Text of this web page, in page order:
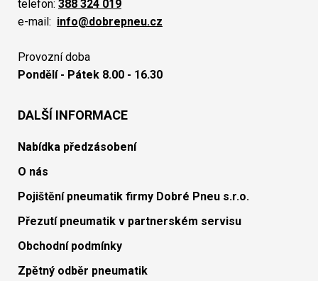
telefon: 388 324 019
e-mail: info@dobrepneu.cz
Provozní doba
Pondělí - Pátek 8.00 - 16.30
DALŠÍ INFORMACE
Nabídka předzásobení
O nás
Pojištění pneumatik firmy Dobré Pneu s.r.o.
Přezutí pneumatik v partnerském servisu
Obchodní podmínky
Zpětný odběr pneumatik